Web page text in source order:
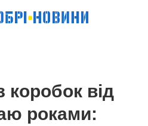
коробок від
роками: